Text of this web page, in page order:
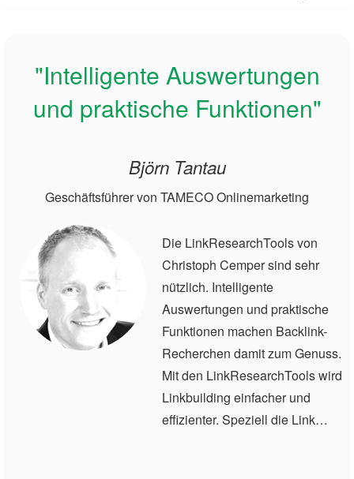
"Intelligente Auswertungen
und praktische Funktionen"
Björn Tantau
Geschäftsführer von TAMECO Onlinemarketing
Die LinkResearchTools von
Christoph Cemper sind sehr
nützlich. Intelligente
Auswertungen und praktische
Funktionen machen Backlink-
Recherchen damit zum Genuss.
Mit den LinkResearchTools wird
Linkbuilding einfacher und
effizienter. Speziell die Link…